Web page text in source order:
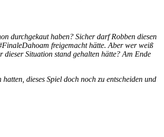
durchgekaut haben? Sicher darf Robben diesen
freigemacht hätte. Aber wer weiß
Situation stand gehalten hätte? Am Ende
dieses Spiel doch noch zu entscheiden und